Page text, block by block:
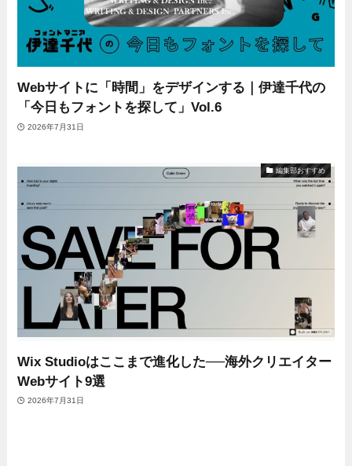
Webサイトに「時間」をデザインする｜伊達千代の
「今日もフォントを探して」Vol.6
2026年7月31日
編集部おすすめ
Wix Studioはここまで進化した──海外クリエイター
Webサイト9選
2026年7月31日